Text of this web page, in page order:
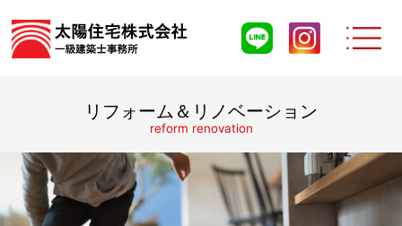
リフォーム＆リノベーション
reform renovation